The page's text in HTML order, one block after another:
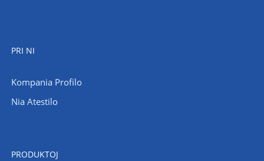
PRI NI
Kompania Profilo
Nia Atestilo
PRODUKTOJ